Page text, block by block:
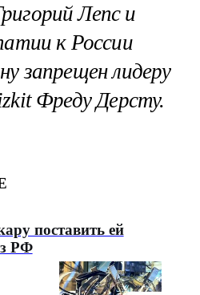
Лепс и
к России
запрещен лидеру
Фреду Дерсту.
поставить ей
РФ